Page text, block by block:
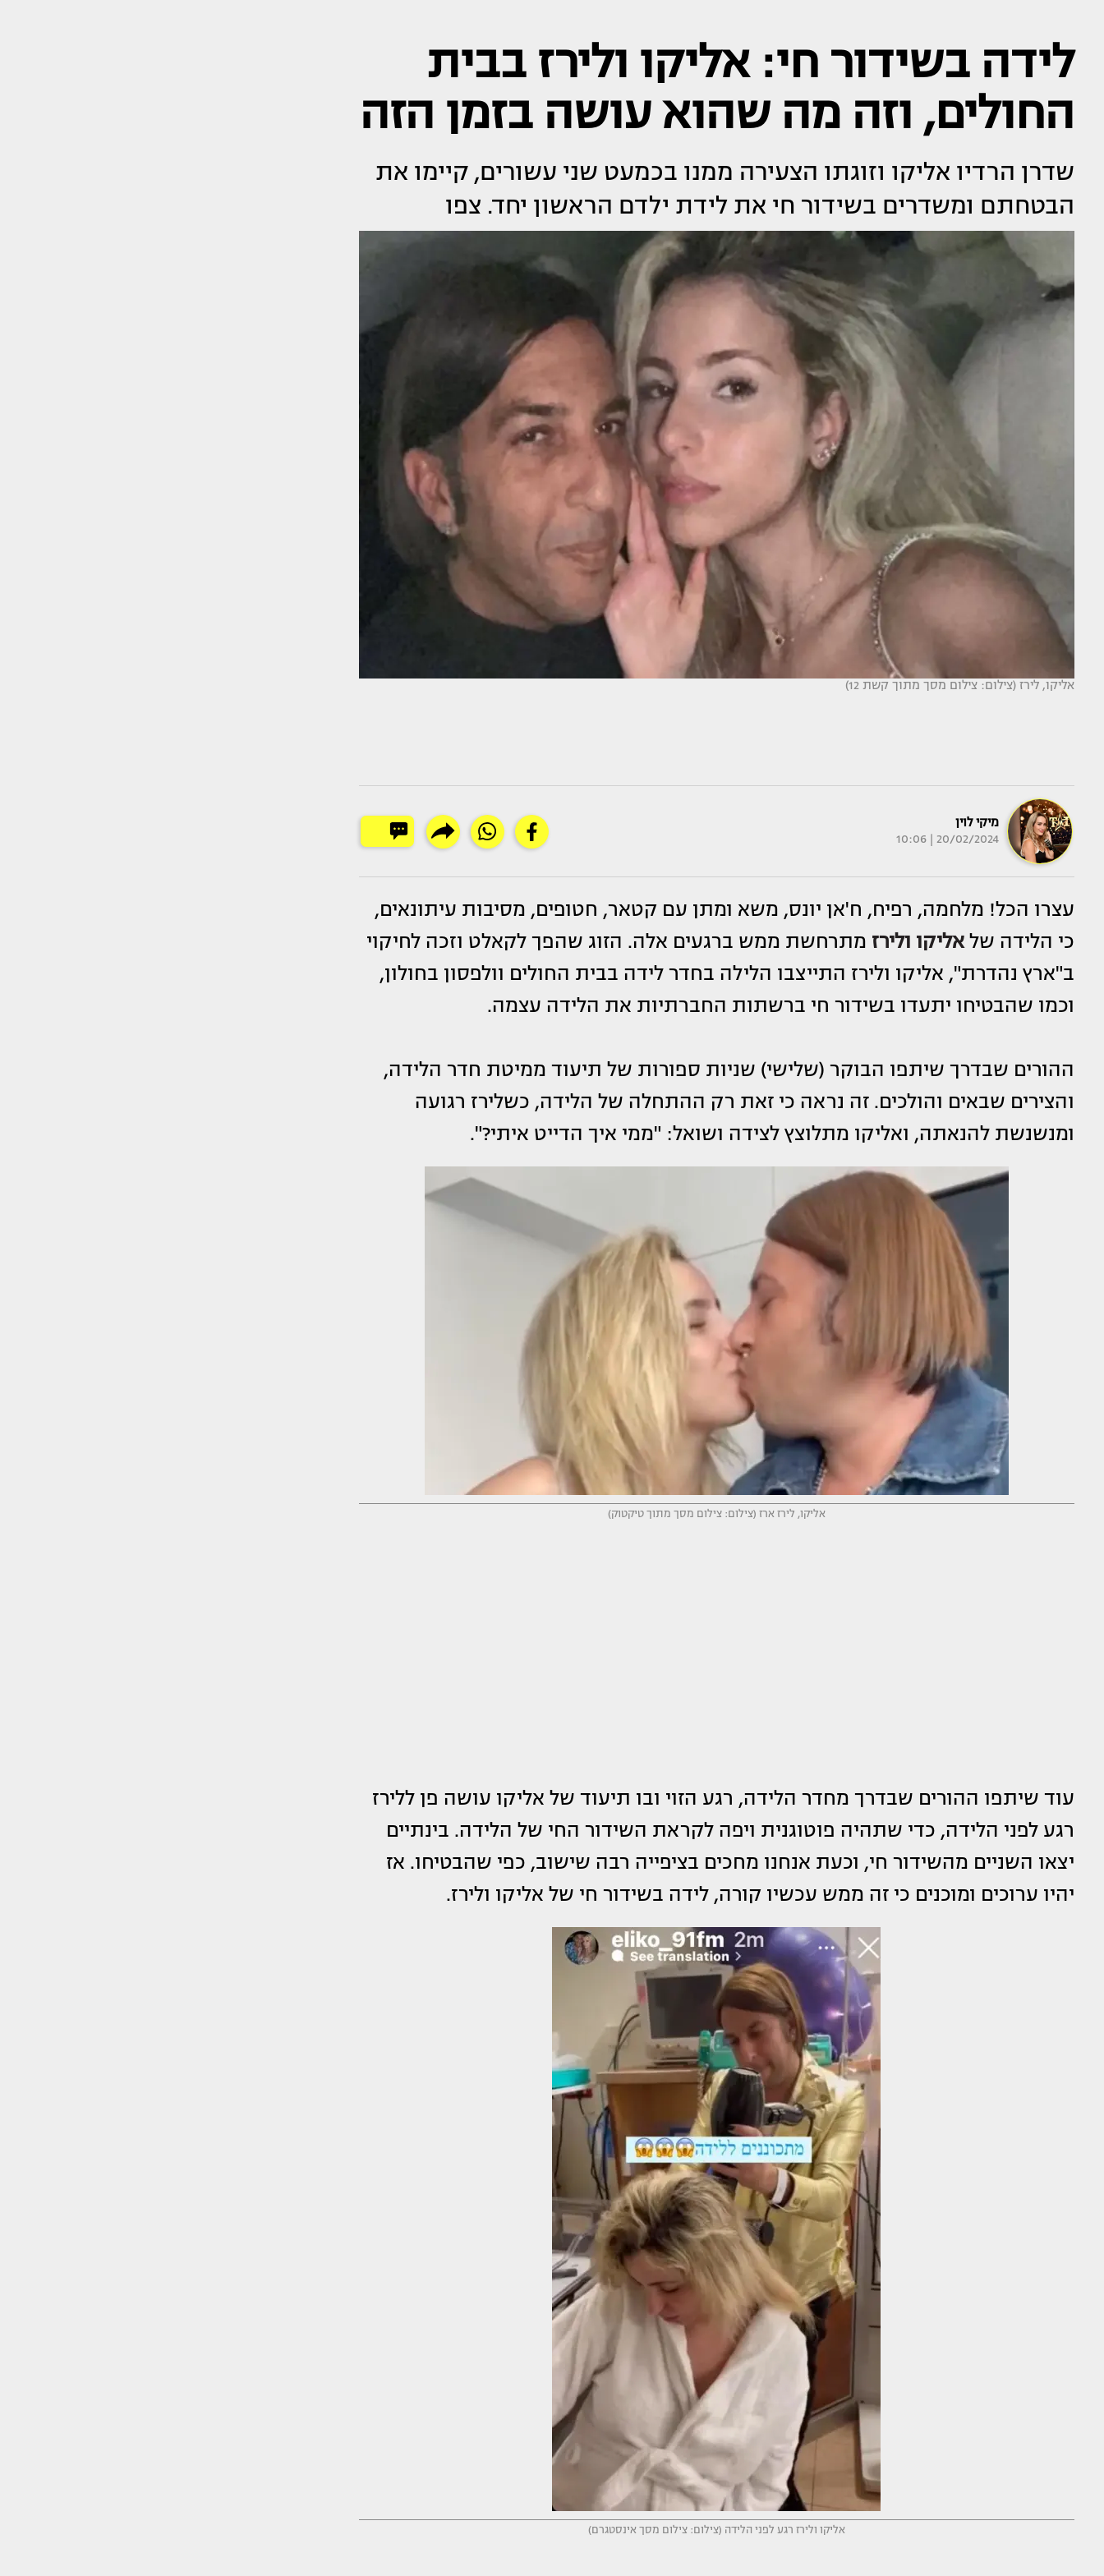
לידה בשידור חי: אליקו ולירז בבית
החולים, וזה מה שהוא עושה בזמן הזה
שדרן הרדיו אליקו וזוגתו הצעירה ממנו בכמעט שני עשורים, קיימו את
הבטחתם ומשדרים בשידור חי את לידת ילדם הראשון יחד. צפו
אליקו, לירז (צילום: צילום מסך מתוך קשת 12)
מיקי לוין
20/02/2024 | 10:06
עצרו הכל! מלחמה, רפיח, ח'אן יונס, משא ומתן עם קטאר, חטופים, מסיבות עיתונאים,
כי הלידה שלאליקו ולירז מתרחשת ממש ברגעים אלה. הזוג שהפך לקאלט וזכה לחיקוי
ב"ארץ נהדרת", אליקו ולירז התייצבו הלילה בחדר לידה בבית החולים וולפסון בחולון,
וכמו שהבטיחו יתעדו בשידור חי ברשתות החברתיות את הלידה עצמה.
ההורים שבדרך שיתפו הבוקר (שלישי) שניות ספורות של תיעוד ממיטת חדר הלידה,
והצירים שבאים והולכים. זה נראה כי זאת רק ההתחלה של הלידה, כשלירז רגועה
ומנשנשת להנאתה, ואליקו מתלוצץ לצידה ושואל: "ממי איך הדייט איתי?".
אליקו, לירז ארז (צילום: צילום מסך מתוך טיקטוק)
עוד שיתפו ההורים שבדרך מחדר הלידה, רגע הזוי ובו תיעוד של אליקו עושה פן ללירז
רגע לפני הלידה, כדי שתהיה פוטוגנית ויפה לקראת השידור החי של הלידה. בינתיים
יצאו השניים מהשידור חי, וכעת אנחנו מחכים בציפייה רבה שישוב, כפי שהבטיחו. אז
יהיו ערוכים ומוכנים כי זה ממש עכשיו קורה, לידה בשידור חי של אליקו ולירז.
אליקו ולירז רגע לפני הלידה (צילום: צילום מסך אינסטגרם)